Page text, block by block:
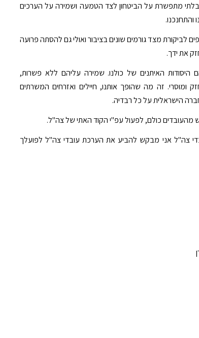
מתפשרת על הביטחון לצד הטמעה ושמירה על הערכים
והתחנכנו.
לביקורת מצד גורמים שונים בציבור ואולי גם להסתה פרועה
את ידך.
היסודות האיתנים של כולנו. שמירה עליהם ללא פשרות,
ומוסרי. זה מה שהופך אותנו, חיילים ואזרחים המשרתים
הישראלית על כל רבדיה.
מהעובדים כולם, לפעול עפ"י הקוד האתי של צה"ל.
צה"ל אני מבקש להביע את הערכת עובדי צה"ל לפועלך